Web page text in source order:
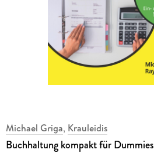
Michael Griga, Krauleidis
Buchhaltung kompakt für Dummies